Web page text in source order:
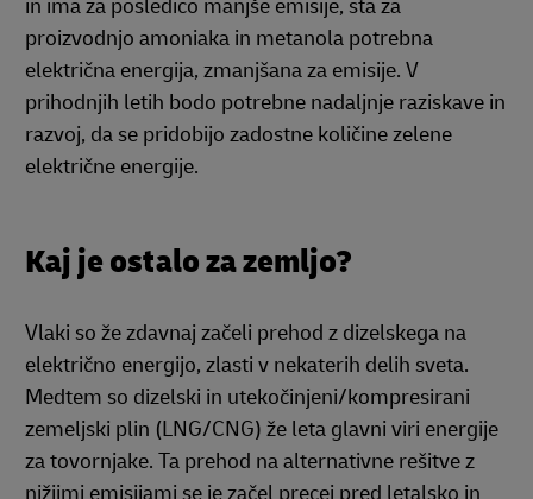
in ima za posledico manjše emisije, sta za
proizvodnjo amoniaka in metanola potrebna
električna energija, zmanjšana za emisije. V
prihodnjih letih bodo potrebne nadaljnje raziskave in
razvoj, da se pridobijo zadostne količine zelene
električne energije.
Kaj je ostalo za zemljo?
Vlaki so že zdavnaj začeli prehod z dizelskega na
električno energijo, zlasti v nekaterih delih sveta.
Medtem so dizelski in utekočinjeni/kompresirani
zemeljski plin (LNG/CNG) že leta glavni viri energije
za tovornjake. Ta prehod na alternativne rešitve z
nižjimi emisijami se je začel precej pred letalsko in